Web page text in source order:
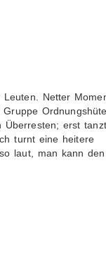
Netter
erst
turnt eine heitere
laut, man kann den